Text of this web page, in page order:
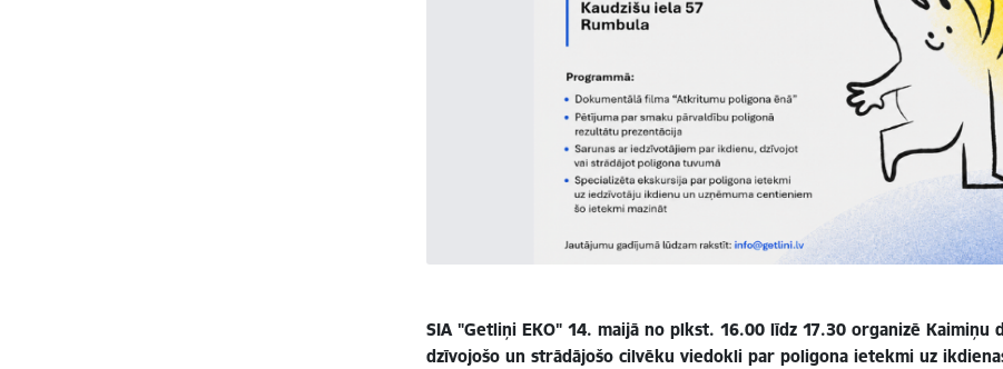
SIA "Getliņi EKO" 14. maijā no plkst. 16.00 līdz 17.30 organizē
dzīvojošo un strādājošo cilvēku viedokli par poligona ietekmi uz